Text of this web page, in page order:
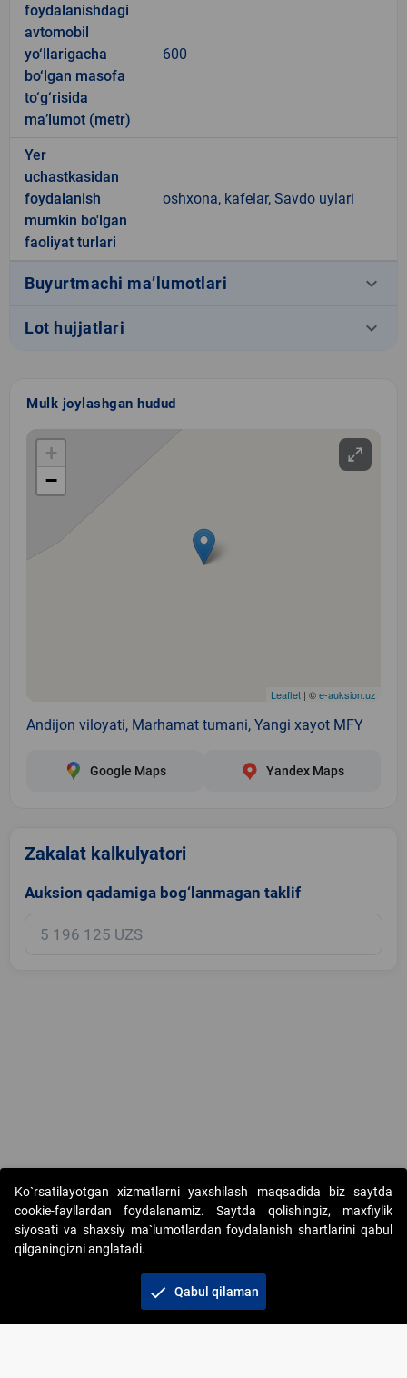
foydalanishdagi
avtomobil
yo‘llarigacha
bo‘lgan masofa
to‘g‘risida
ma’lumot (metr)
600
Yer
uchastkasidan
foydalanish
mumkin bo'lgan
faoliyat turlari
oshxona, kafelar, Savdo uylari
Buyurtmachi ma’lumotlari keyboard_arrow_down
Lot hujjatlari keyboard_arrow_down
Mulk joylashgan hudud
+
−
Leaflet | ©e-auksion.uz
Andijon viloyati, Marhamat tumani, Yangi xayot MFY
Google Maps Yandex Maps
Zakalat kalkulyatori
Auksion qadamiga bog‘lanmagan taklif
Copyright © 2017-2026. "Elektron onlayn-auksionlarni tashkil etish"
AJ. Barcha huquqlar himoyalangan
+998 71 202-21-11
Ko`rsatilayotgan xizmatlarni yaxshilash maqsadida biz saytda
cookie-fayllardan foydalanamiz. Saytda qolishingiz, maxfiylik
siyosati va shaxsiy ma`lumotlardan foydalanish shartlarini qabul
qilganingizni anglatadi.
check Qabul qilaman